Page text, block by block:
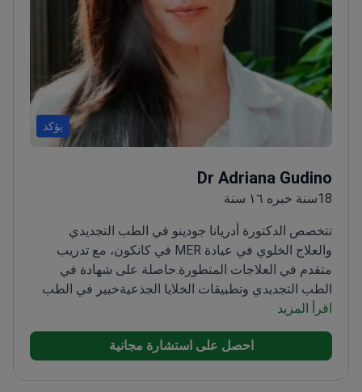
يؤكد
Dr Adriana Gudino
18سنة خبره ١٦ سنة
تتخصص الدكتورة أدريانا جودينو في الطب التجديدي
والعلاج الخلوي في عيادة MER في كانكون، مع تدريب
متقدم في العلاجات المتطورة.حاصلة على شهادة في
الطب التجديدي وتطبيقات الخلايا الجذعيةخبير في الطب
التجميلي وعلاجات مكافحة الشيخوخة
مؤتمرات دولية حول الخلايا الجذعية والطب التجديديأكثر
اقرأ المزيد
احصل على استشارة مجانية